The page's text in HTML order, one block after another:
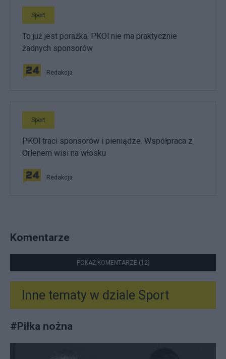
Sport
To już jest porażka. PKOl nie ma praktycznie
żadnych sponsorów
Redakcja
Sport
PKOl traci sponsorów i pieniądze. Współpraca z
Orlenem wisi na włosku
Redakcja
Komentarze
POKAŻ KOMENTARZE (12)
Inne tematy w dziale Sport
#Piłka nożna